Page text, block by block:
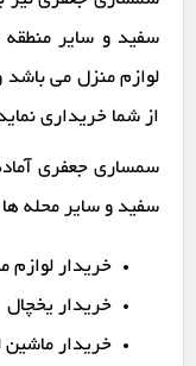
سفید و سایر منطقه
لوازم منزل می باشد
از شما خریداری
سمساری جعفری
سفید و سایر محله
خریدار لوازم
خریدار یخچال
خریدار ماشین